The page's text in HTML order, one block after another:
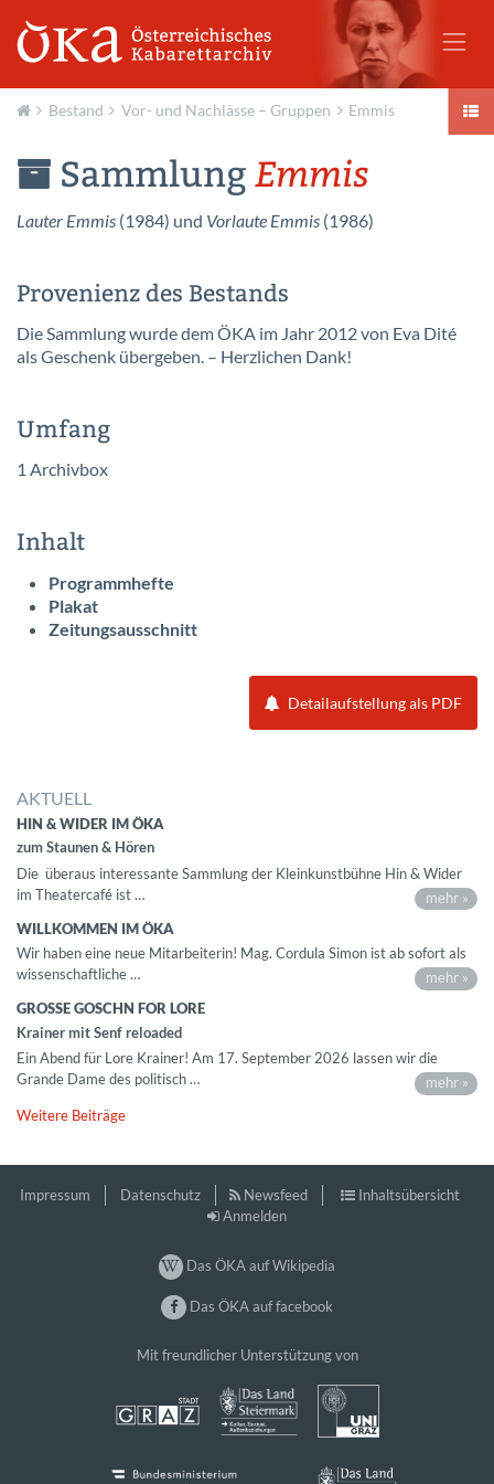
Bestand Vor- und Nachlässe – Gruppen Emmis
SammlungEmmis
Lauter Emmis (1984) und Vorlaute Emmis (1986)
Provenienz des Bestands
Die Sammlung wurde dem ÖKA im Jahr 2012 von Eva Dité
als Geschenk übergeben. – Herzlichen Dank!
Umfang
1 Archivbox
Inhalt
Programmhefte
Plakat
Zeitungsausschnitt
Detailaufstellung als PDF
AKTUELL
HIN & WIDER IM ÖKA
zum Staunen & Hören
Die überaus interessante Sammlung der Kleinkunstbühne Hin & Wider
im Theatercafé ist …
mehr »
WILLKOMMEN IM ÖKA
Wir haben eine neue Mitarbeiterin! Mag. Cordula Simon ist ab sofort als
wissenschaftliche …
mehr »
GROSSE GOSCHN FOR LORE
Krainer mit Senf reloaded
Ein Abend für Lore Krainer! Am 17. September 2026 lassen wir die
Grande Dame des politisch …
mehr »
Weitere Beiträge
Impressum Datenschutz Newsfeed
Inhaltsübersicht
Anmelden
Das ÖKA auf Wikipedia
Das ÖKA auf facebook
Mit freundlicher Unterstützung von